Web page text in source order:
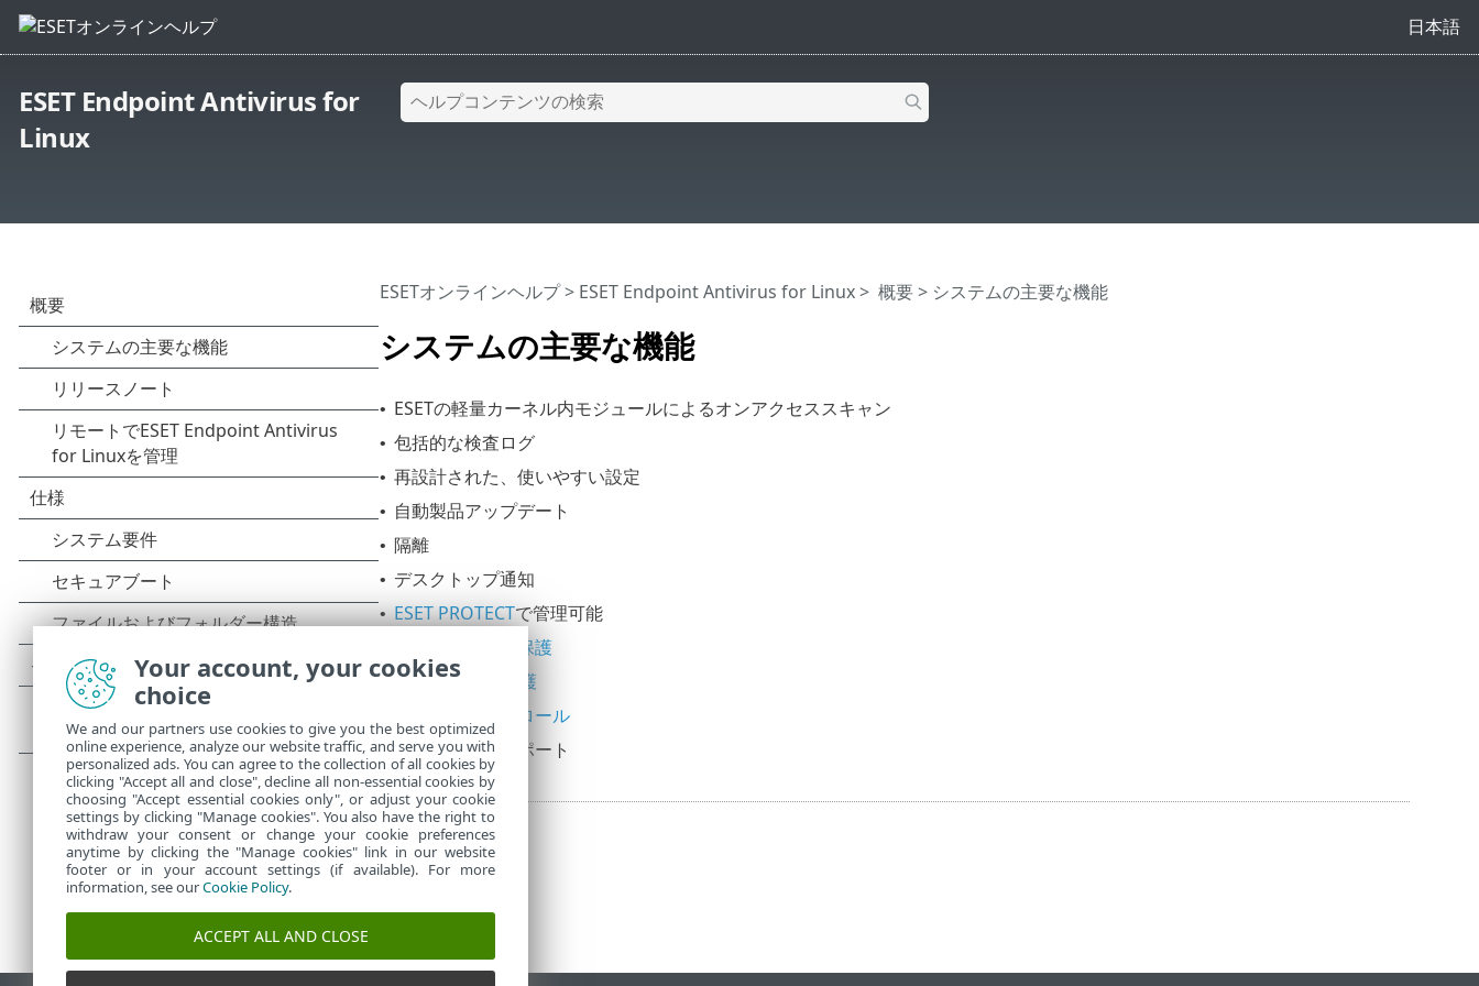
日本語
ESET Endpoint Antivirus for
Linux
システムの主要な機能
ESETオンラインヘルプ> ESET Endpoint Antivirus for Linux> 概要> システムの主要な機能
• ESETの軽量カーネル内モジュールによるオンアクセススキャン
• 包括的な検査ログ
• 再設計された、使いやすい設定
• 自動製品アップデート
• 隔離
• デスクトップ通知
• ESET PROTECTで管理可能
クラウドベース保護
• Webアクセス保護
デバイスコントロール
• ESET Inspect サポート
Your account, your cookies
choice
We and our partners use cookies to give you the best optimized
online experience, analyze our website traffic, and serve you with
personalized ads. You can agree to the collection of all cookies by
clicking "Accept all and close", decline all non-essential cookies by
choosing "Accept essential cookies only", or adjust your cookie
settings by clicking "Manage cookies". You also have the right to
withdraw your consent or change your cookie preferences
anytime by clicking the "Manage cookies" link in our website
footer or in your account settings (if available). For more
information, see ourCookie Policy.
ACCEPT ALL AND CLOSE